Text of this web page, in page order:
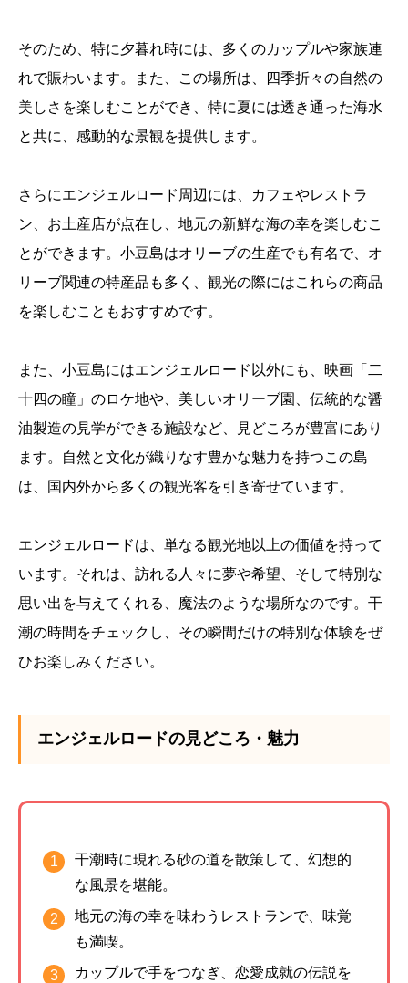
そのため、特に夕暮れ時には、多くのカップルや家族連
れで賑わいます。また、この場所は、四季折々の自然の
美しさを楽しむことができ、特に夏には透き通った海水
と共に、感動的な景観を提供します。
さらにエンジェルロード周辺には、カフェやレストラ
ン、お土産店が点在し、地元の新鮮な海の幸を楽しむこ
とができます。小豆島はオリーブの生産でも有名で、オ
リーブ関連の特産品も多く、観光の際にはこれらの商品
を楽しむこともおすすめです。
また、小豆島にはエンジェルロード以外にも、映画「二
十四の瞳」のロケ地や、美しいオリーブ園、伝統的な醤
油製造の見学ができる施設など、見どころが豊富にあり
ます。自然と文化が織りなす豊かな魅力を持つこの島
は、国内外から多くの観光客を引き寄せています。
エンジェルロードは、単なる観光地以上の価値を持って
います。それは、訪れる人々に夢や希望、そして特別な
思い出を与えてくれる、魔法のような場所なのです。干
潮の時間をチェックし、その瞬間だけの特別な体験をぜ
ひお楽しみください。
エンジェルロードの見どころ・魅力
干潮時に現れる砂の道を散策して、幻想的
な風景を堪能。
地元の海の幸を味わうレストランで、味覚
も満喫。
カップルで手をつなぎ、恋愛成就の伝説を